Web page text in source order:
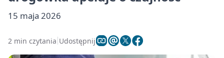
15 maja 2026
2 min czytania Udostępnij